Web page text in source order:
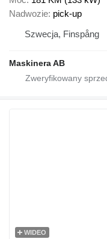
Nadwozie pick-up
Szwecja, Finspång
Maskinera AB
WIDEO